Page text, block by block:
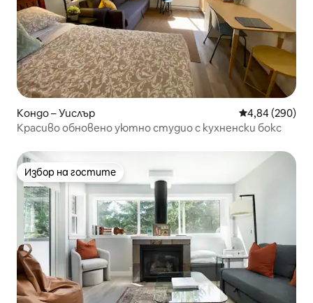
Кондо – Уислър Средна
4,84 (290)
Красиво обновено уютно студио с кухненски бокс
Избор на гостите
Избор на гостите